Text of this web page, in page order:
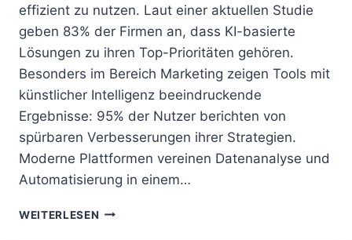
effizient zu nutzen. Laut einer aktuellen Studie
geben 83% der Firmen an, dass KI-basierte
Lösungen zu ihren Top-Prioritäten gehören.
Besonders im Bereich Marketing zeigen Tools mit
künstlicher Intelligenz beeindruckende
Ergebnisse: 95% der Nutzer berichten von
spürbaren Verbesserungen ihrer Strategien.
Moderne Plattformen vereinen Datenanalyse und
Automatisierung in einem…
WEITERLESEN HUBSPOT